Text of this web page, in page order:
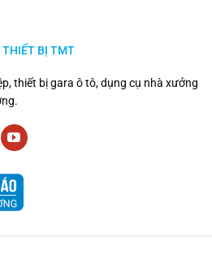
THIẾT BỊ TMT
thiết bị gara ô tô, dụng cụ nhà xưởng